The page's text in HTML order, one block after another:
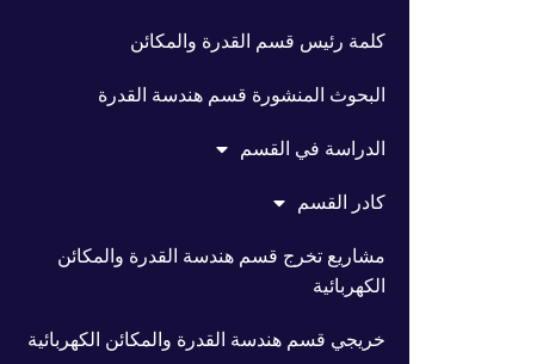
كلمة رئيس قسم القدرة والمكائن
البحوث المنشورة قسم هندسة القدرة
الدراسة في القسم
كادر القسم
مشاريع تخرج قسم هندسة القدرة والمكائن
الكهربائية
خريجي قسم هندسة القدرة والمكائن الكهربائية